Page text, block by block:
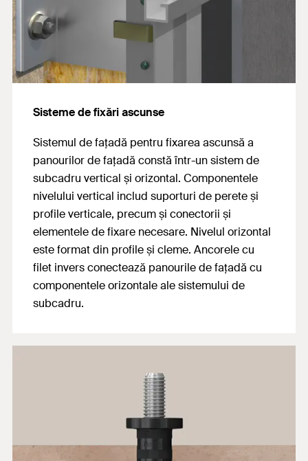
Sisteme de fixări ascunse
Sistemul de fațadă pentru fixarea ascunsă a
panourilor de fațadă constă într-un sistem de
subcadru vertical și orizontal. Componentele
nivelului vertical includ suporturi de perete și
profile verticale, precum și conectorii și
elementele de fixare necesare. Nivelul orizontal
este format din profile și cleme. Ancorele cu
filet invers conectează panourile de fațadă cu
componentele orizontale ale sistemului de
subcadru.